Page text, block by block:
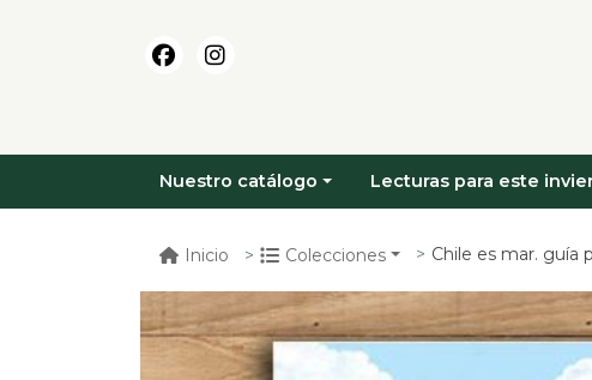
Nuestro catálogo Lecturas para este
Inicio Colecciones Chile es mar. guía para